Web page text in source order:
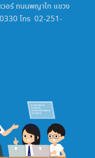
วอร์ ถนนพญาไท แขวง
โทร 02-251-